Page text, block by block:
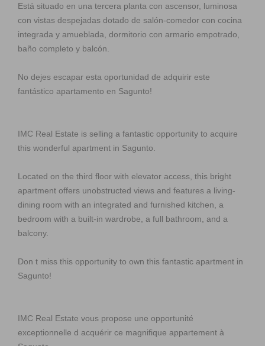
Está situado en una tercera planta con ascensor, luminosa
con vistas despejadas dotado de salón-comedor con cocina
integrada y amueblada, dormitorio con armario empotrado,
baño completo y balcón.
No dejes escapar esta oportunidad de adquirir este
fantástico apartamento en Sagunto!
IMC Real Estate is selling a fantastic opportunity to acquire
this wonderful apartment in Sagunto.
Located on the third floor with elevator access, this bright
apartment offers unobstructed views and features a living-
dining room with an integrated and furnished kitchen, a
bedroom with a built-in wardrobe, a full bathroom, and a
balcony.
Don t miss this opportunity to own this fantastic apartment in
Sagunto!
IMC Real Estate vous propose une opportunité
exceptionnelle d acquérir ce magnifique appartement à